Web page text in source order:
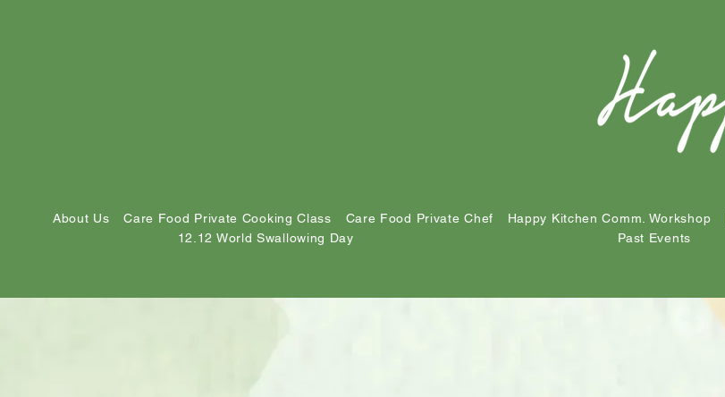
About Us Care Food Private Cooking Class Care Food Private Chef Happy Kitchen Comm. Workshop
12.12 World Swallowing Day
Past Events